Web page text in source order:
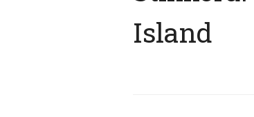
Island